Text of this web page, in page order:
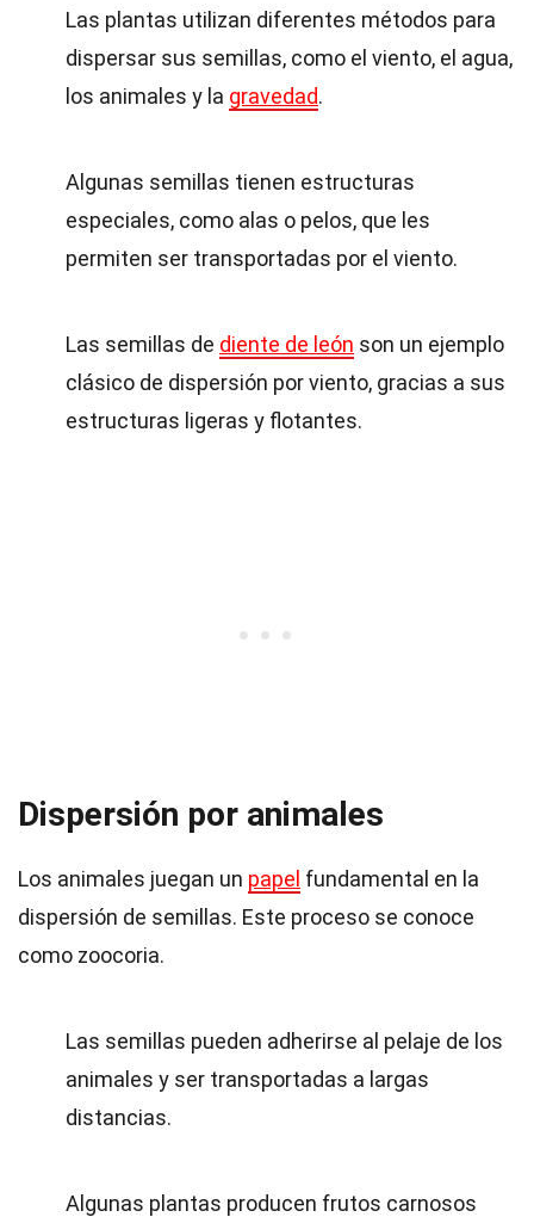
Las plantas utilizan diferentes métodos para
dispersar sus semillas, como el viento, el agua,
los animales y la gravedad.
Algunas semillas tienen estructuras
especiales, como alas o pelos, que les
permiten ser transportadas por el viento.
Las semillas de diente de león son un ejemplo
clásico de dispersión por viento, gracias a sus
estructuras ligeras y flotantes.
Dispersión por animales
Los animales juegan un papel fundamental en la
dispersión de semillas. Este proceso se conoce
como zoocoria.
Las semillas pueden adherirse al pelaje de los
animales y ser transportadas a largas
distancias.
Algunas plantas producen frutos carnosos